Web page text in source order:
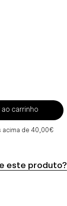
carrinho
acima de 40,00€
este produto?